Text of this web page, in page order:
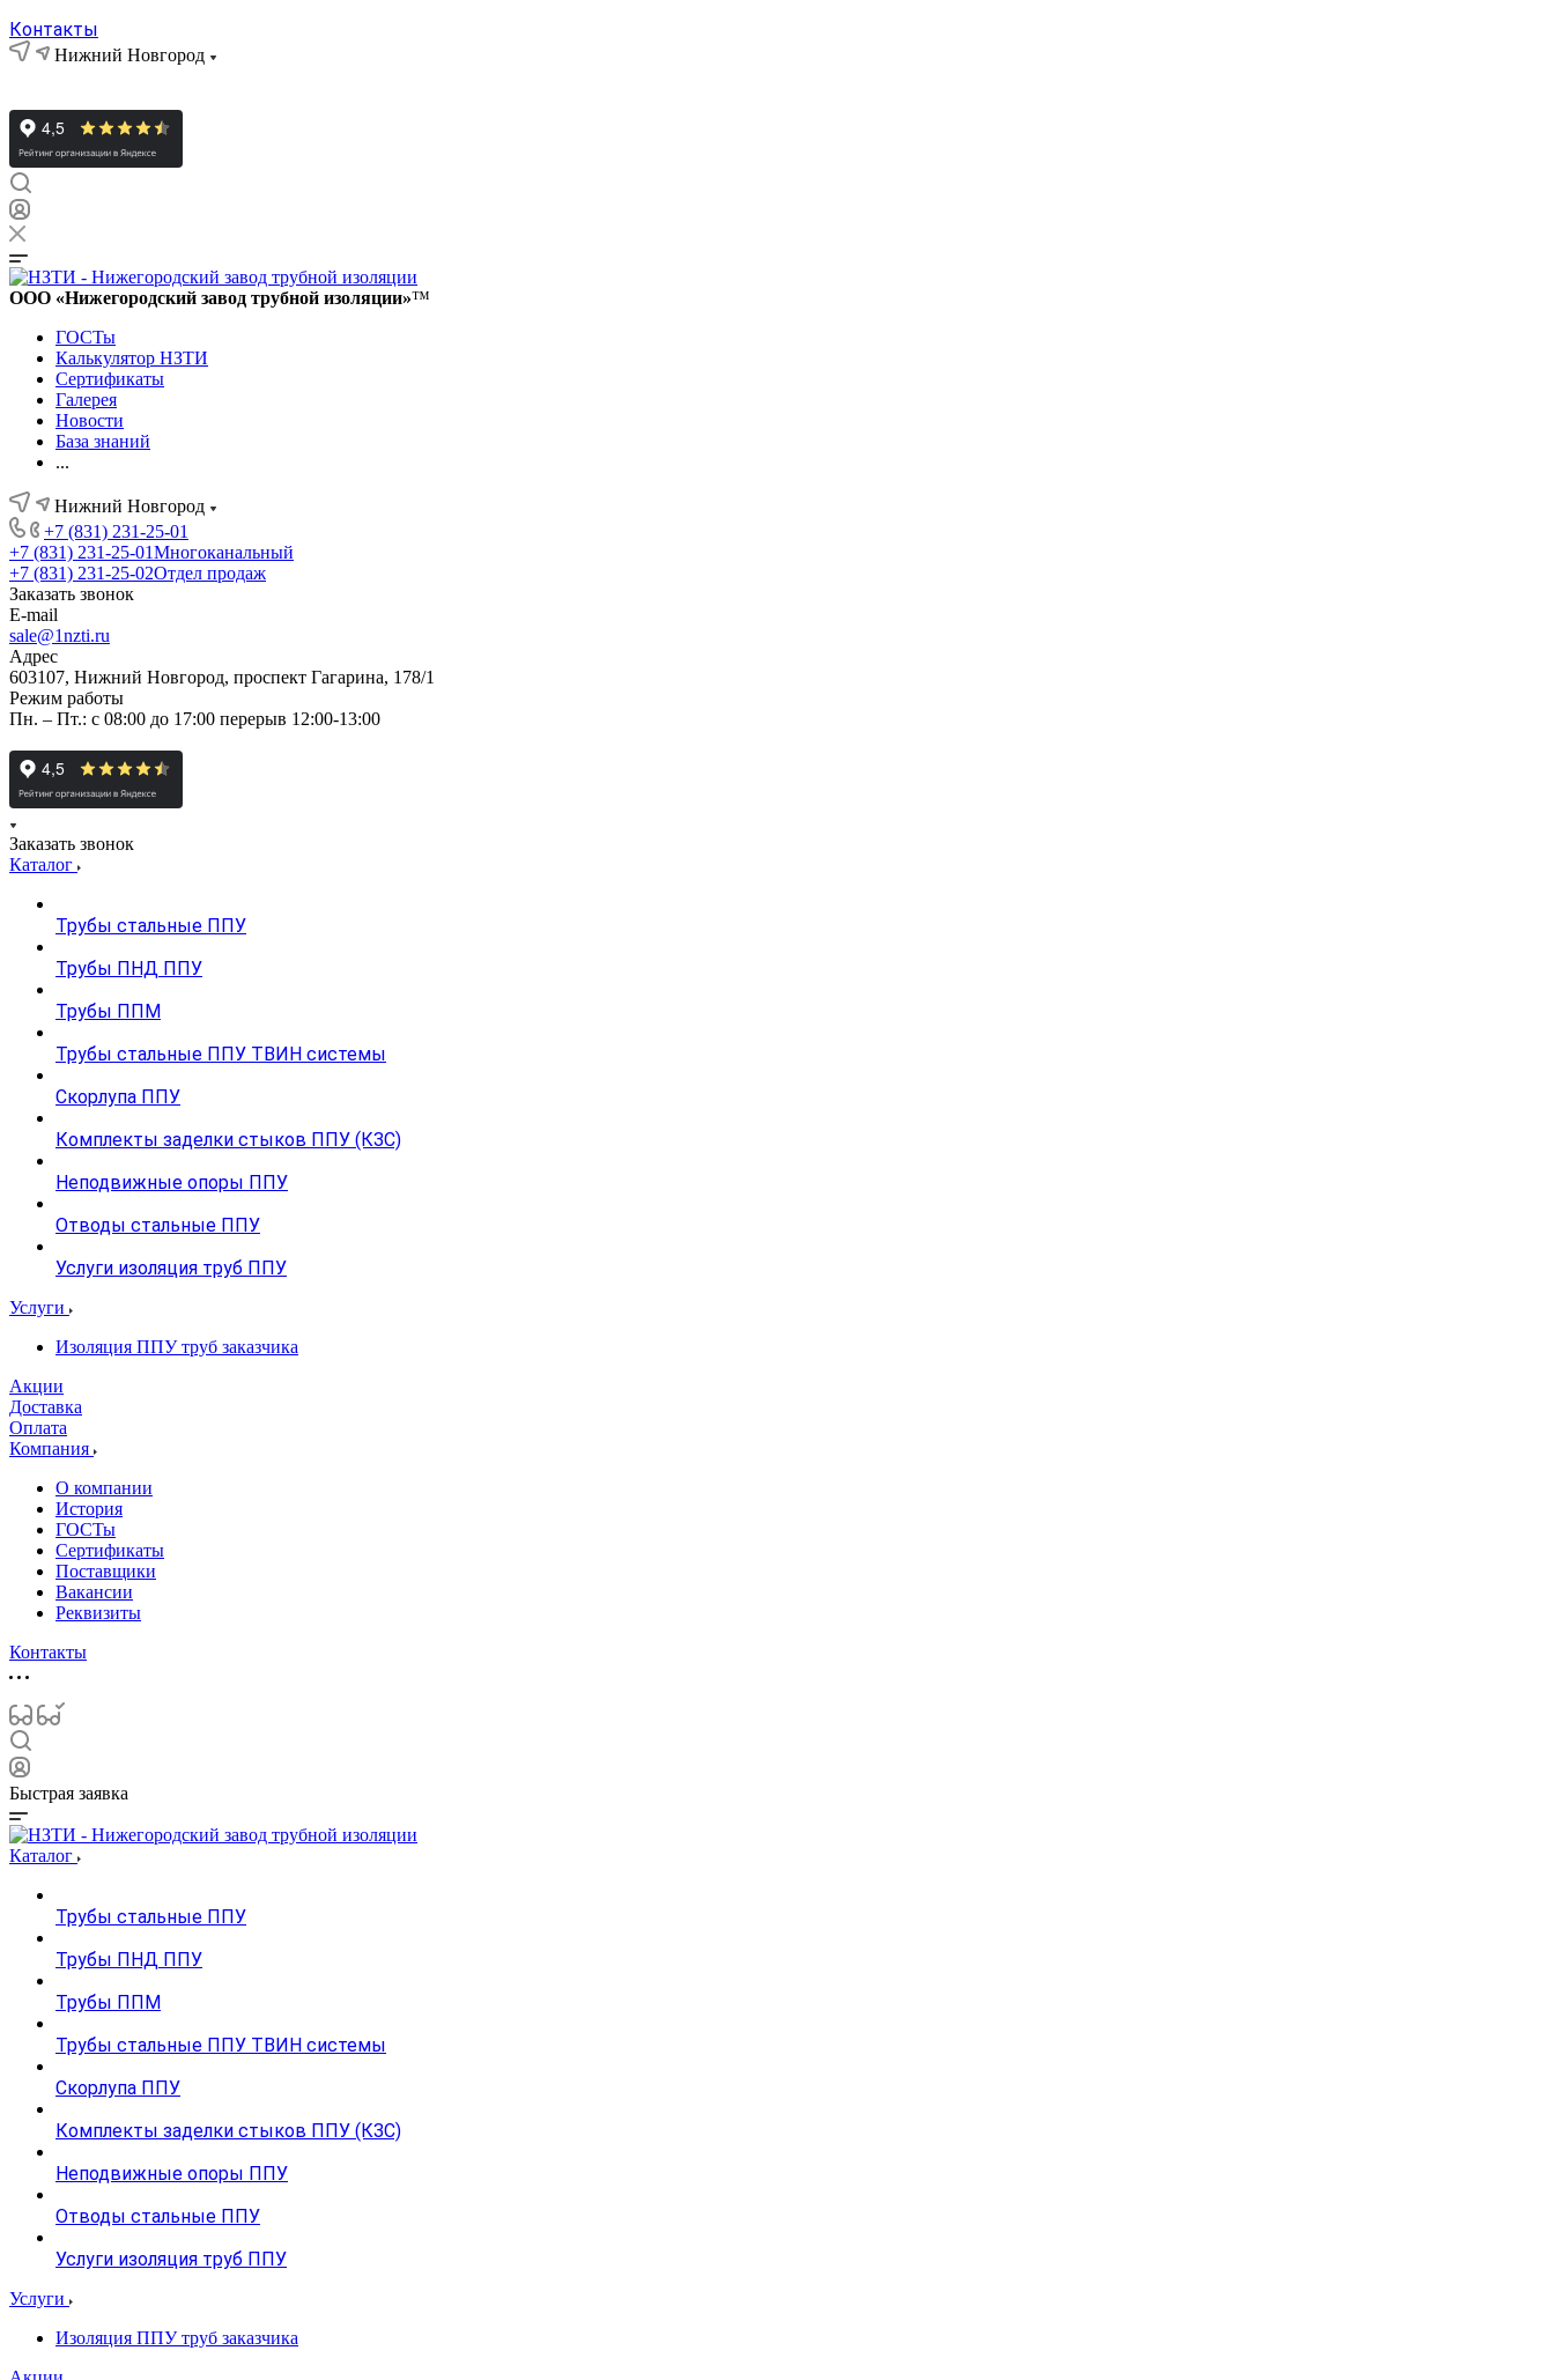
Контакты
Нижний Новгород
ООО «Нижегородский завод трубной изоляции»™
ГОСТы
Калькулятор НЗТИ
Сертификаты
Галерея
Новости
База знаний
...
Нижний Новгород
+7 (831) 231-25-01
+7 (831) 231-25-01Многоканальный
+7 (831) 231-25-02Отдел продаж
Заказать звонок
E-mail
sale@1nzti.ru
Адрес
603107, Нижний Новгород, проспект Гагарина, 178/1
Режим работы
Пн. – Пт.: с 08:00 до 17:00 перерыв 12:00-13:00
Заказать звонок
Каталог
Трубы стальные ППУ
Трубы ПНД ППУ
Трубы ППМ
Трубы стальные ППУ ТВИН системы
Скорлупа ППУ
Комплекты заделки стыков ППУ (КЗС)
Неподвижные опоры ППУ
Отводы стальные ППУ
Услуги изоляция труб ППУ
Услуги
Изоляция ППУ труб заказчика
Акции
Доставка
Оплата
Компания
О компании
История
ГОСТы
Сертификаты
Поставщики
Вакансии
Реквизиты
Контакты
Быстрая заявка
Каталог
Трубы стальные ППУ
Трубы ПНД ППУ
Трубы ППМ
Трубы стальные ППУ ТВИН системы
Скорлупа ППУ
Комплекты заделки стыков ППУ (КЗС)
Неподвижные опоры ППУ
Отводы стальные ППУ
Услуги изоляция труб ППУ
Услуги
Изоляция ППУ труб заказчика